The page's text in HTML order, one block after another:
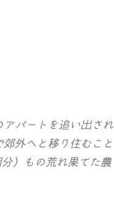
パートを追い出され
外へと移り住むこと
）もの荒れ果てた農